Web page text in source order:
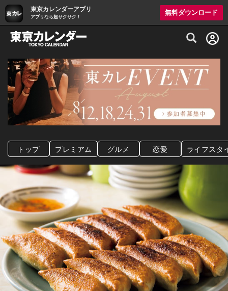
東京カレンダーアプリ
アプリなら超サクサク！
無料ダウンロード
グルメ情報・プレミアムレストラン予約
トップ プレミアム グルメ 恋愛 ライフスタ